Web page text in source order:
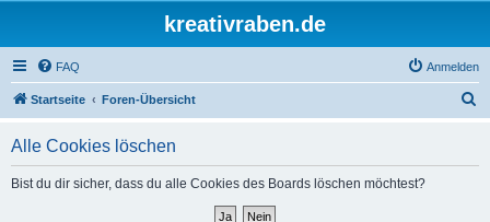
kreativraben.de
FAQ Anmelden
Startseite Foren-Übersicht
Alle Cookies löschen
Bist du dir sicher, dass du alle Cookies des Boards löschen möchtest?